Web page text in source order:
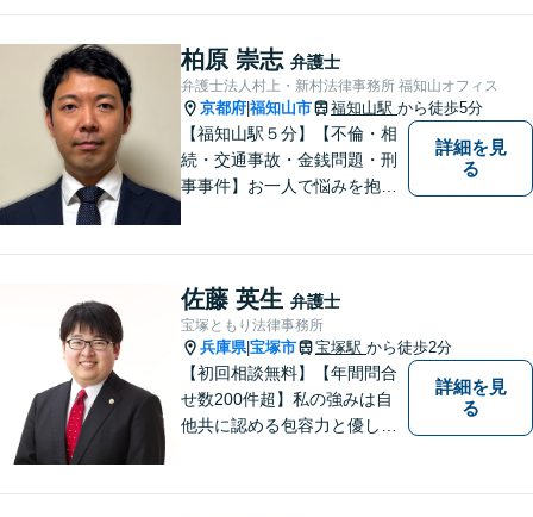
柏原 崇志 弁護士
弁護士法人村上・新村法律事務所 福知山オフィス
京都府 福知山市 福知山駅 から徒歩5分
【福知山駅５分】【不倫・相
続・交通事故・金銭問題・刑
事事件】お一人で悩みを抱え
詳細を見
る
佐藤 英生 弁護士
宝塚ともり法律事務所
兵庫県|宝塚市 宝塚駅 から徒歩2分
【初回相談無料】【年間問合
せ数200件超】私の強みは自
他共に認める包容力と優しさ
詳細を見
る